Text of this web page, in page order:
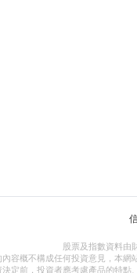
股票及指數資料由
內容概不構成任何投資意見，本網
決定前，投資者應考慮產品的特點